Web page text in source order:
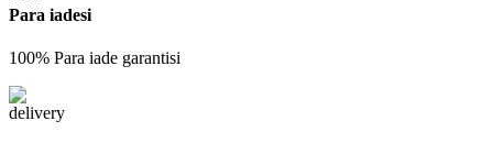
Para iadesi
100% Para iade garantisi